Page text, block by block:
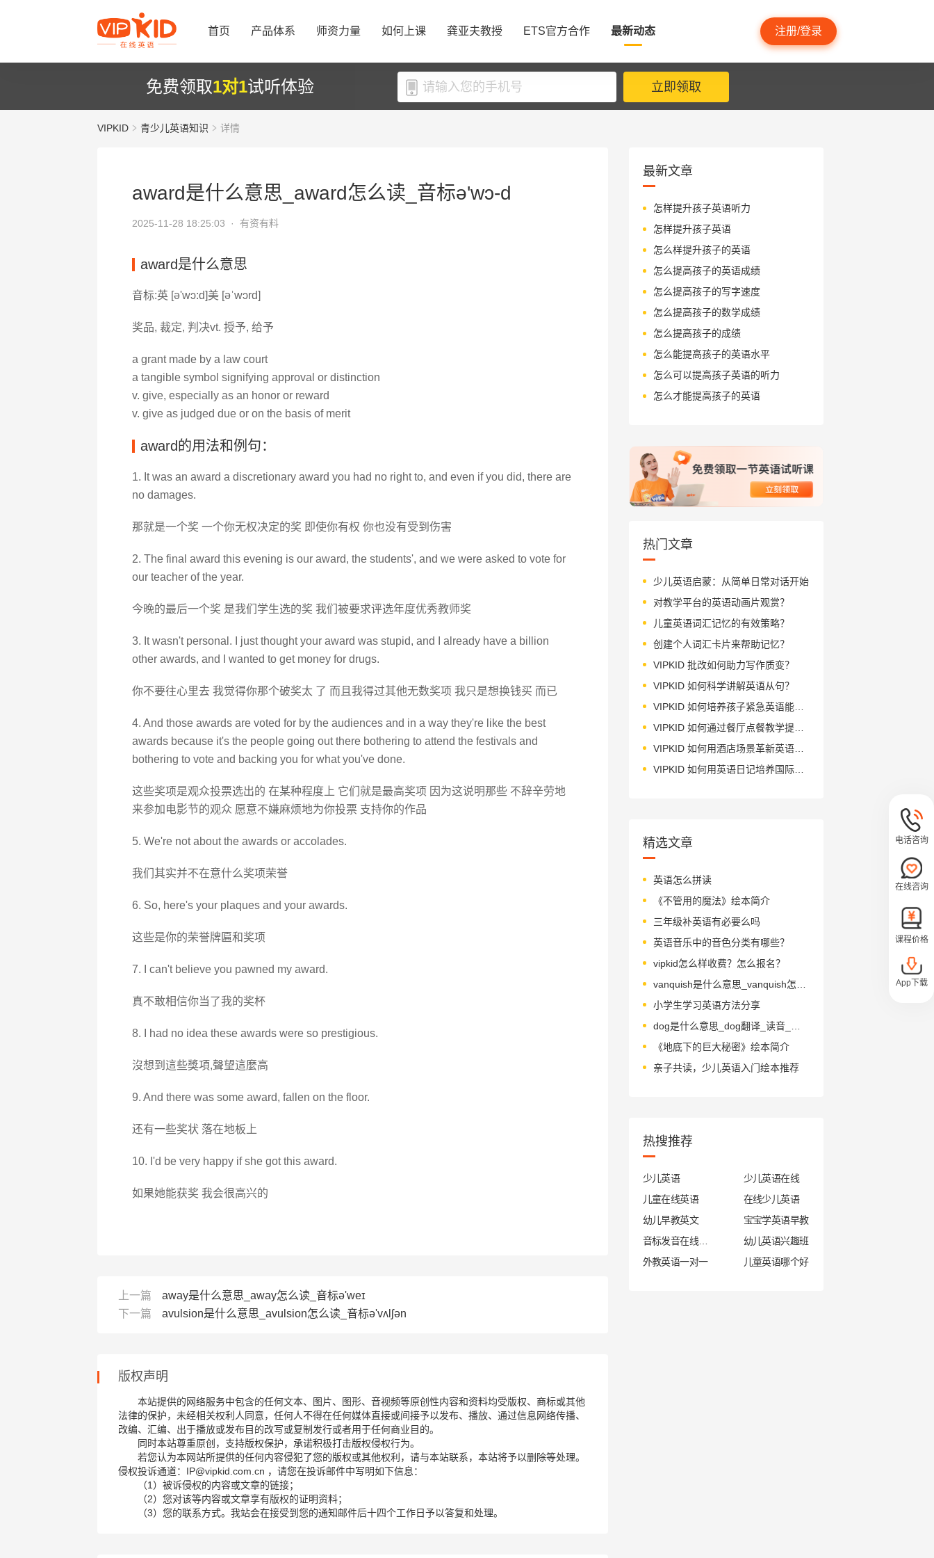
首页 产品体系 师资力量 如何上课 龚亚夫教授 ETS官方合作 最新动态 注册/登录
免费领取1对1试听体验 立即领取
VIPKID 青少儿英语知识 详情
award是什么意思_award怎么读_音标ə'wɔ-d
2025-11-28 18:25:03 · 有资有料
award是什么意思
音标:英 [ə'wɔ:d]美 [əˈwɔrd]
奖品, 裁定, 判决vt. 授予, 给予
a grant made by a law court
a tangible symbol signifying approval or distinction
v. give, especially as an honor or reward
v. give as judged due or on the basis of merit
award的用法和例句：
1. It was an award a discretionary award you had no right to, and even if you did, there are
no damages.
那就是一个奖 一个你无权决定的奖 即使你有权 你也没有受到伤害
2. The final award this evening is our award, the students', and we were asked to vote for
our teacher of the year.
今晚的最后一个奖 是我们学生选的奖 我们被要求评选年度优秀教师奖
3. It wasn't personal. I just thought your award was stupid, and I already have a billion
other awards, and I wanted to get money for drugs.
你不要往心里去 我觉得你那个破奖太 了 而且我得过其他无数奖项 我只是想换钱买 而已
4. And those awards are voted for by the audiences and in a way they're like the best
awards because it's the people going out there bothering to attend the festivals and
bothering to vote and backing you for what you've done.
这些奖项是观众投票选出的 在某种程度上 它们就是最高奖项 因为这说明那些 不辞辛劳地
来参加电影节的观众 愿意不嫌麻烦地为你投票 支持你的作品
5. We're not about the awards or accolades.
我们其实并不在意什么奖项荣誉
6. So, here's your plaques and your awards.
这些是你的荣誉牌匾和奖项
7. I can't believe you pawned my award.
真不敢相信你当了我的奖杯
8. I had no idea these awards were so prestigious.
沒想到這些獎項,聲望這麼高
9. And there was some award, fallen on the floor.
还有一些奖状 落在地板上
10. I'd be very happy if she got this award.
如果她能获奖 我会很高兴的
上一篇
away是什么意思_away怎么读_音标ə'weɪ
下一篇
avulsion是什么意思_avulsion怎么读_音标ə'vʌlʃən
版权声明
本站提供的网络服务中包含的任何文本、图片、图形、音视频等原创性内容和资料均受版权、商标或其他
法律的保护，未经相关权利人同意，任何人不得在任何媒体直接或间接予以发布、播放、通过信息网络传播、
改编、汇编、出于播放或发布目的改写或复制发行或者用于任何商业目的。
同时本站尊重原创，支持版权保护，承诺积极打击版权侵权行为。
若您认为本网站所提供的任何内容侵犯了您的版权或其他权利，请与本站联系，本站将予以删除等处理。
侵权投诉通道：IP@vipkid.com.cn ，请您在投诉邮件中写明如下信息：
（1）被诉侵权的内容或文章的链接；
（2）您对该等内容或文章享有版权的证明资料；
（3）您的联系方式。我站会在接受到您的通知邮件后十四个工作日予以答复和处理。
最新文章
怎样提升孩子英语听力
怎样提升孩子英语
怎么样提升孩子的英语
怎么提高孩子的英语成绩
怎么提高孩子的写字速度
怎么提高孩子的数学成绩
怎么提高孩子的成绩
怎么能提高孩子的英语水平
怎么可以提高孩子英语的听力
怎么才能提高孩子的英语
热门文章
少儿英语启蒙：从简单日常对话开始
对教学平台的英语动画片观赏？
儿童英语词汇记忆的有效策略？
创建个人词汇卡片来帮助记忆？
VIPKID 批改如何助力写作质变？
VIPKID 如何科学讲解英语从句？
VIPKID 如何培养孩子紧急英语能力？
VIPKID 如何通过餐厅点餐教学提升少儿英语应用能力？
VIPKID 如何用酒店场景革新英语教学？
VIPKID 如何用英语日记培养国际化人才？
精选文章
英语怎么拼读
《不管用的魔法》绘本简介
三年级补英语有必要么吗
英语音乐中的音色分类有哪些？
vipkid怎么样收费？怎么报名？
小学生学习英语方法分享
《地底下的巨大秘密》绘本简介
亲子共读，少儿英语入门绘本推荐
热搜推荐
少儿英语
少儿英语在线
儿童在线英语
在线少儿英语
幼儿早教英文
宝宝学英语早教
幼儿英语兴趣班
外教英语一对一
儿童英语哪个好
电话咨询
在线咨询
课程价格
App下载